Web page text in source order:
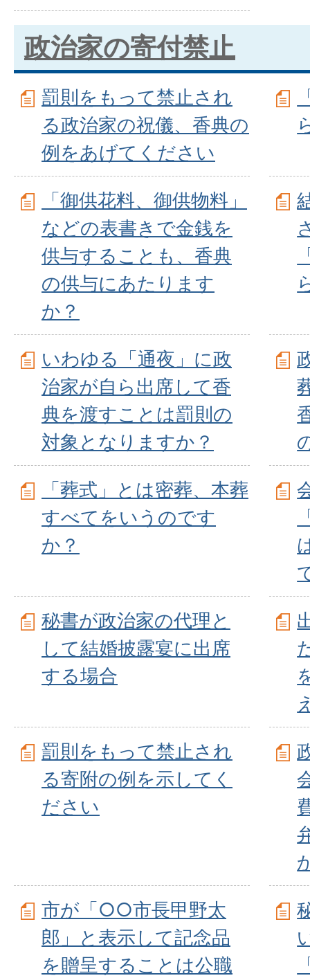
政治家の寄付禁止
罰則をもって禁止され
る政治家の祝儀、香典の
例をあげてください
「御供花料、御供物料」
などの表書きで金銭を
供与することも、香典
の供与にあたります
か？
いわゆる「通夜」に政
治家が自ら出席して香
典を渡すことは罰則の
対象となりますか？
「葬式」とは密葬、本葬
すべてをいうのです
か？
秘書が政治家の代理と
して結婚披露宴に出席
する場合
罰則をもって禁止され
る寄附の例を示してく
ださい
市が「○○市長甲野太
郎」と表示して記念品
を贈呈することは公職